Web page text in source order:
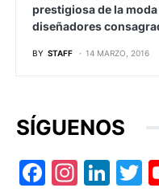
prestigiosa de la
diseñadores
BY STAFF 14 MARZO, 2016
SÍGUENOS
Facebook